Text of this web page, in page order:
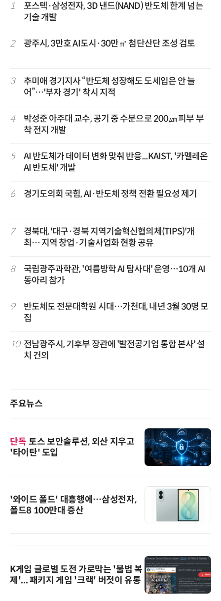
1
포스텍·삼성전자, 3D 낸드(NAND) 반도체 한계 넘는
기술 개발
2 광주시, 3만호 AI도시·30만㎡ 첨단산단 조성 검토
3
추미애 경기지사 “반도체 성장해도 도세입은 안 늘
어”…'부자 경기' 착시 지적
4
박성준 아주대 교수, 공기 중 수분으로 200㎛ 피부 부
착 전지 개발
5
AI 반도체가 데이터 변화 맞춰 반응...KAIST, '카멜레온
AI 반도체' 개발
6 경기도의회 국힘, AI·반도체 정책 전환 필요성 제기
7
경북대, '대구·경북 지역기술혁신협의체(TIPS)'개
최… 지역 창업·기술사업화 현황 공유
8
국립광주과학관, '여름방학 AI 탐사대' 운영…10개 AI
동아리 참가
9
반도체도 전문대학원 시대…가천대, 내년 3월 30명 모
집
10 전남광주시, 기후부 장관에 '발전공기업 통합 본사' 설
치 건의
주요뉴스
단독 토스 보안솔루션, 외산 지우고
'타이탄' 도입
'와이드 폴드' 대흥행에…삼성전자,
폴드8 100만대 증산
K게임 글로벌 도전 가로막는 '불법 복
제'... 패키지 게임 '크랙' 버젓이 유통